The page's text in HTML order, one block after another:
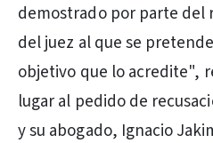
demostrado por parte del
del juez al que se
objetivo que lo acredite",
lugar al pedido de
y su abogado, Ignacio